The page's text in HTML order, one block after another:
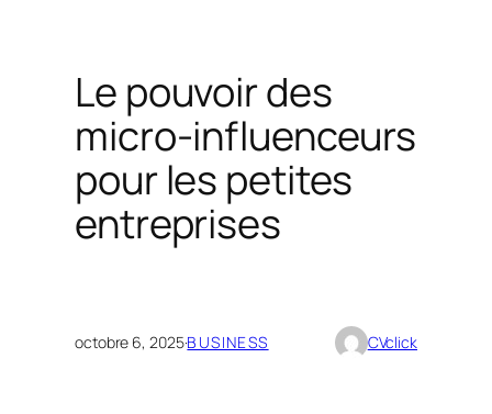
Le pouvoir des
micro-influenceurs
pour les petites
entreprises
octobre 6, 2025·BUSINESS CVclick